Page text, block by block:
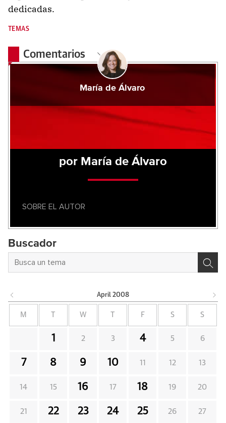
dedicadas.
TEMAS
Comentarios
María de Álvaro
por María de Álvaro
SOBRE EL AUTOR
Buscador
April 2008
M W F S S
1 2 3 4 5 6
7 8 9 10 11 12 13
14 15 16 17 18 19 20
21 22 23 24 25 26 27